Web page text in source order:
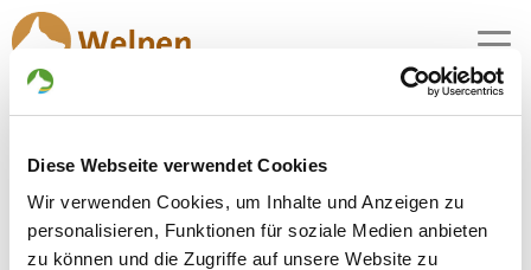
Diese Webseite verwendet Cookies
Wir verwenden Cookies, um Inhalte und Anzeigen zu
personalisieren, Funktionen für soziale Medien anbieten
zu können und die Zugriffe auf unsere Website zu
MENU
Schäferhundwelpen in
Mallentin
1 Züchter mit aktuellen Angeboten für
Schäferhundwelpen gefunden